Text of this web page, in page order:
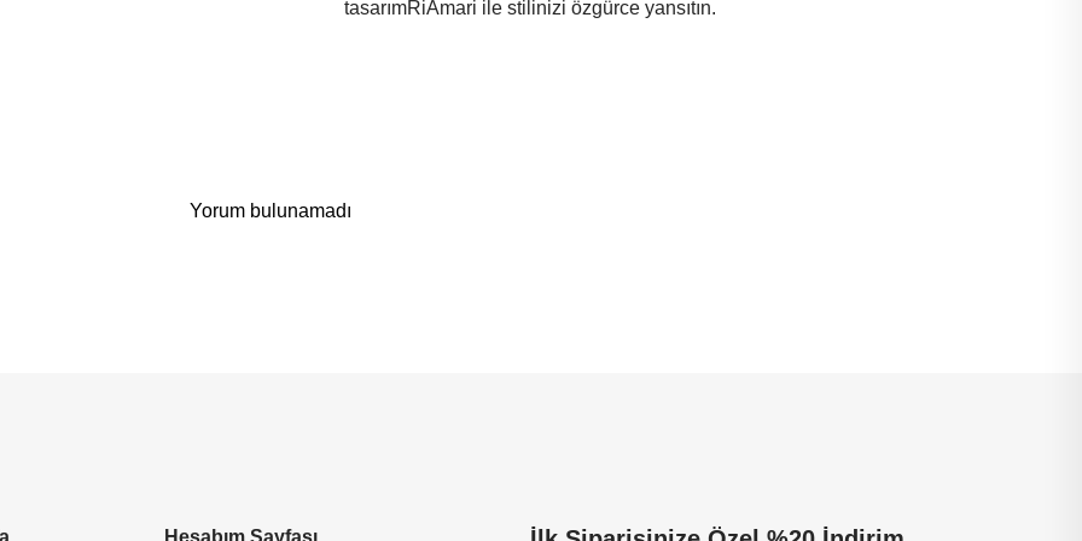
tasarımRiAmari ile stilinizi özgürce yansıtın.
Yorum bulunamadı